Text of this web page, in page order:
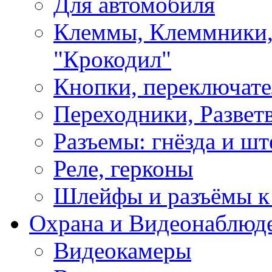
Клеммы,
"Крокодил"
Кнопки,
Переходники,
Разъемы: гнёзда и
Реле, герконы
Шлейфы и разъёмы
Охрана и
Видеокамеры